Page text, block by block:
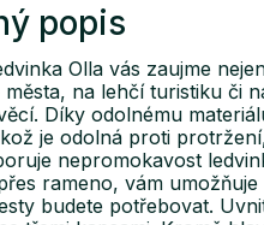
popis
Olla vás zaujme
města, na lehčí turistiku či
Díky odolnému
je odolná proti
nepromokavost
rameno, vám
budete potřebovat.